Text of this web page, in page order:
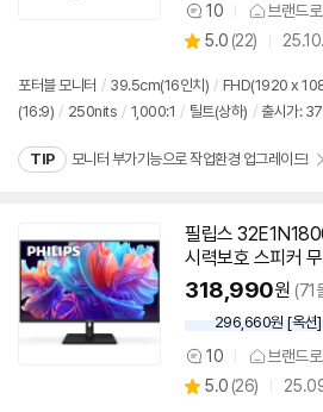
상
품
견
10 브랜드
별
점
5.0 (상
리
뷰
22)
포터블모니터 / 39.5cm(16인치) / FHD(1920 x
(16:9) / 250nits / 1,000:1 / 틸트(상하) / 출시가:
TIP 모니터 부가기능으로 작업환경 업그레이드!
필립스
시력보호 스피커
318,990원 (71
296,660원 [옥션]
상
품
10 브랜드
별
5.0 (상
26)